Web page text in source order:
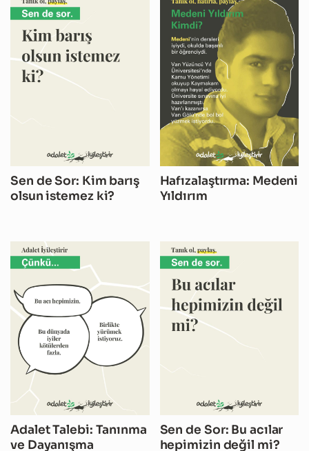
Sen de Sor: Kim barış
olsun istemez ki?
Hafızalaştırma: Medeni
Yıldırım
Adalet Talebi: Tanınma
ve Dayanışma
Sen de Sor: Bu acılar
hepimizin değil mi?